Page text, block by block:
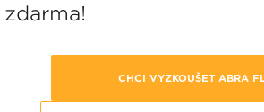
zdarma!
CHCI VYZKOUŠET ABRA